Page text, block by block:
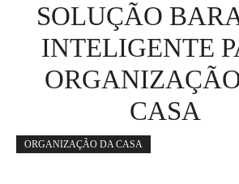
SOLUÇÃO
INTELIGENTE
CASA
ORGANIZAÇÃO DA CASA